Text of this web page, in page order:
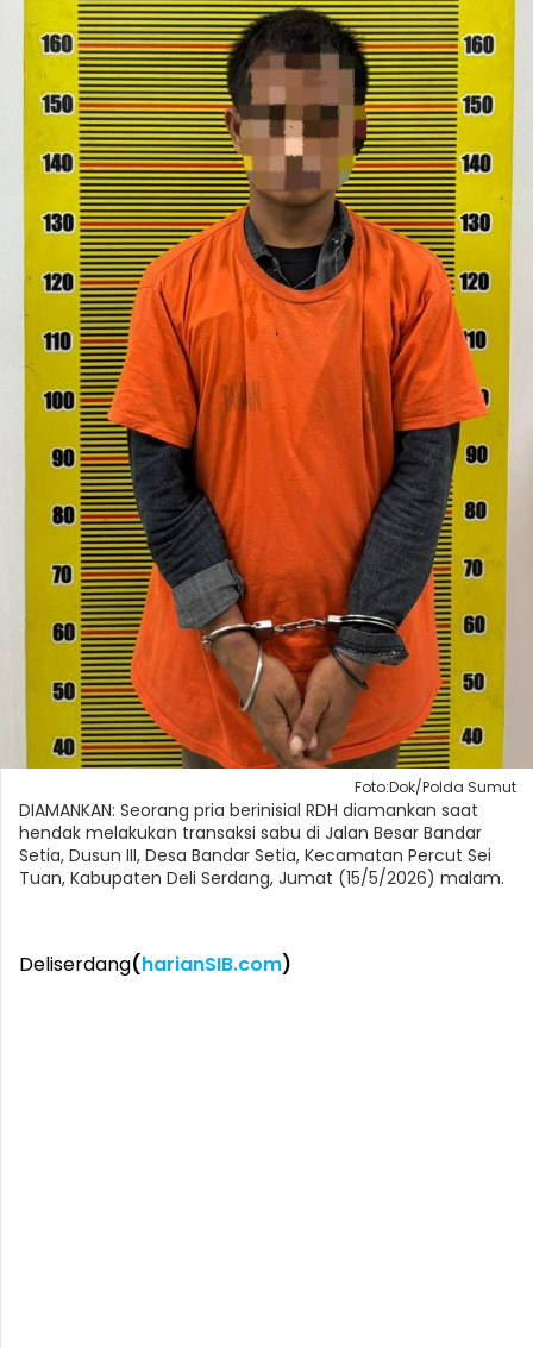
Foto:Dok/Polda Sumut
DIAMANKAN: Seorang pria berinisial RDH diamankan saat
hendak melakukan transaksi sabu di Jalan Besar Bandar
Setia, Dusun III, Desa Bandar Setia, Kecamatan Percut Sei
Tuan, Kabupaten Deli Serdang, Jumat (15/5/2026) malam.
Deliserdang(harianSIB.com)